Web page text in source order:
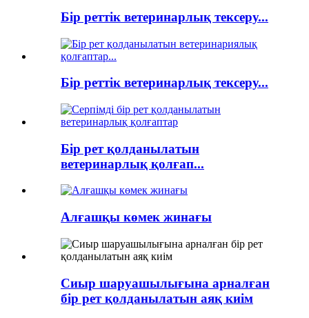
Бір реттік ветеринарлық тексеру...
Бір реттік ветеринарлық тексеру...
Бір рет қолданылатын
ветеринарлық қолғап...
Алғашқы көмек жинағы
Сиыр шаруашылығына арналған
бір рет қолданылатын аяқ киім